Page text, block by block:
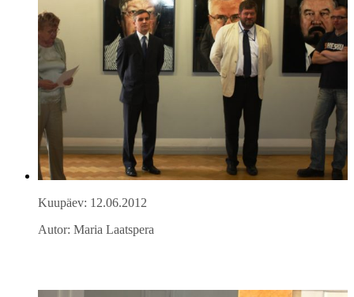
Kuupäev: 12.06.2012
Autor: Maria Laatspera